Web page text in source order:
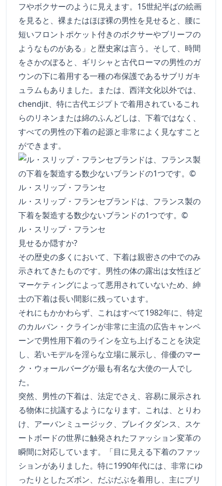
フやボクサーのように見えます。15世紀半ばの絵画
を見ると、裸またはほぼ裸の男性を見せると、腰に
短いフロントポケット付きのボクサーやブリーフの
ようなものがある」と歴史家は言う。そして、時間
をさかのぼると、ギリシャと古代ローマの男性のガ
ウンの下に着用する一種の布保護であるサブリガキ
ュラムもありました。または、西洋文化以外では、
chendjit、特に古代エジプトで着用されているこれ
らのリネンまたは綿のふんどしは、下着ではなく、
すべての男性の下着の起源と非常によく見なすこと
ができます。
ル・スリップ・フランセブランドは、フランス製の
下着を製造する数少ないブランドの1つです。©
ル・スリップ・フランセ
見せるか隠すか?
その歴史の多くにおいて、下着は親密さの中でのみ
示されてきたものです。男性の体の露出は女性ほど
マーケティングによって悪用されていないため、紳
士の下着は長い間影に残っています。
それにもかかわらず、これはすべて1982年に、特定
のカルバン・クラインが非常に主流の広告キャンペ
ーンで男性用下着のラインを立ち上げることを決定
し、若いモデルを淫らな立場に展示し、俳優のマー
ク・ウォールバーグが最も有名な大使の一人でし
た。
突然、男性の下着は、法定でさえ、容易に展示され
る物体に抗議するようになります。これは、とりわ
け、アーバンミュージック、ブレイクダンス、スケ
ートボードの世界に触発されたファッション変革の
瞬間に対応しています。「目に見える下着のファッ
ションがありました。特に1990年代には、非常にゆ
ったりとしたズボン、だぶだぶを着用し、主にブリ